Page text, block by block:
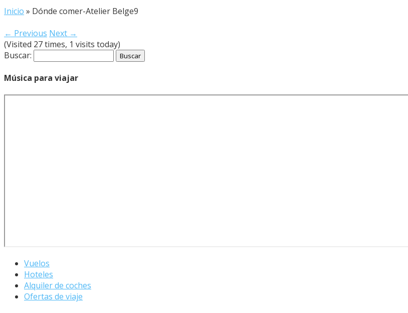
Inicio » Dónde comer-Atelier Belge9
← Previous Next →
(Visited 27 times, 1 visits today)
Buscar:
Música para viajar
Vuelos
Hoteles
Alquiler de coches
Ofertas de viaje